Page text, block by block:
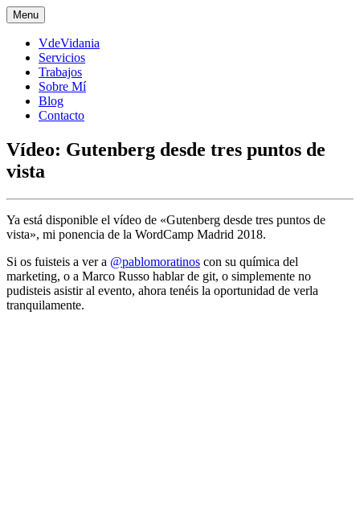
Skip
to
content
Menu
VdeVidania
Servicios
Trabajos
Sobre Mí
Blog
Contacto
Vídeo: Gutenberg desde tres puntos de
vista
Ya está disponible el vídeo de «Gutenberg desde tres puntos de
vista», mi ponencia de la WordCamp Madrid 2018.
Si os fuisteis a ver a @pablomoratinos con su química del
marketing, o a Marco Russo hablar de git, o simplemente no
pudisteis asistir al evento, ahora tenéis la oportunidad de verla
tranquilamente.